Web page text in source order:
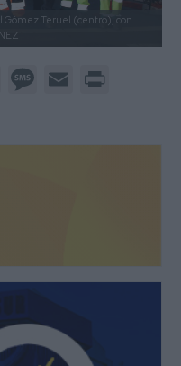
Gómez Teruel (centro), con
WhatsAppMessage
Email